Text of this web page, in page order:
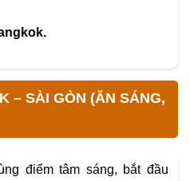
– SÀI GÒN (ĂN SÁNG,
điểm tâm sáng, bắt đầu